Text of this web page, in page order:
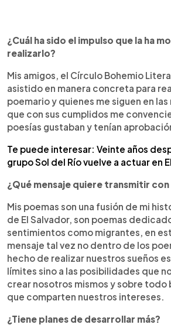
¿Cuál ha sido el impulso que la ha
realizarlo?
Mis amigos, el Círculo Bohemio
asistido en manera concreta para
poemario y quienes me siguen en
que con sus cumplidos me
poesías gustaban y tenían
Te puede interesar: Veinte años
grupo Sol del Río vuelve a actuar en
¿Qué mensaje quiere transmitir con
Mis poemas son una fusión de mi
de El Salvador, son poemas
sentimientos como migrantes, en
mensaje tal vez no dentro de los
hecho de realizar nuestros sueños
límites sino a las posibilidades que
crear nosotros mismos y sobre todo
que comparten nuestros intereses.
¿Tiene planes de desarrollar más?